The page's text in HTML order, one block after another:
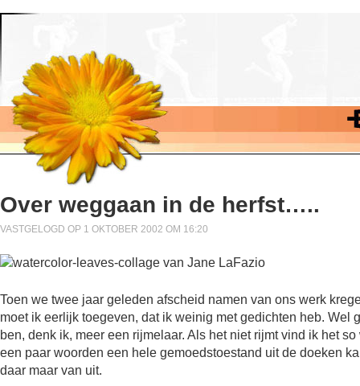
Over weggaan in de herfst…..
VASTGELOGD OP 1 OKTOBER 2002 OM 16:20
Toen we twee jaar geleden afscheid namen van ons werk
moet ik eerlijk toegeven, dat ik weinig met gedichten heb.
ben, denk ik, meer een rijmelaar. Als het niet rijmt vind ik het
een paar woorden een hele gemoedstoestand uit de doeken
daar maar van uit.